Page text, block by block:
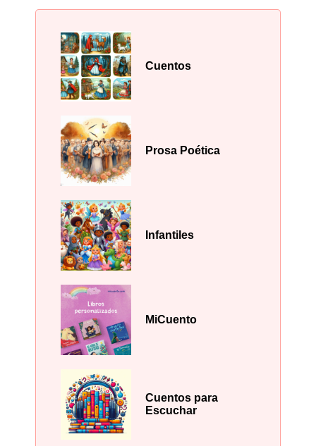
Cuentos
Prosa Poética
Infantiles
MiCuento
Cuentos para
Escuchar